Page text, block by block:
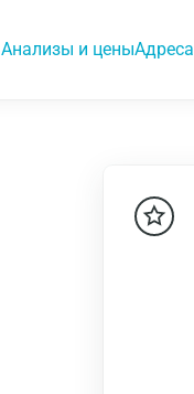
Анализы и ценыАдреса